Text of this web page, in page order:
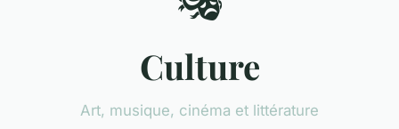
Culture
Art, musique, cinéma et littérature